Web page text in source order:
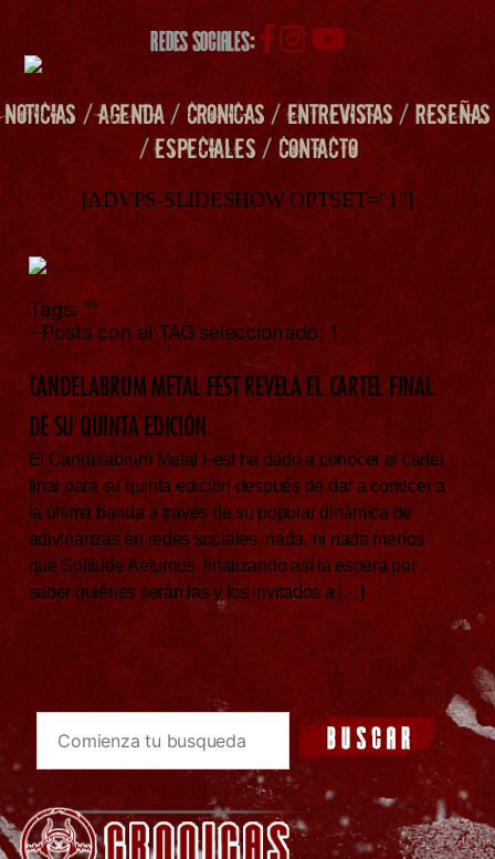
REDES SOCIALES:
NOTICIAS /AGENDA/ CRONICAS/ENTREVISTAS/RESEÑAS
/ESPECIALES/ CONTACTO
[ADVPS-SLIDESHOW OPTSET="1"]
Tags: ""
- Posts con el TAG seleccionado: 1
CANDELABRUM METAL FEST REVELA EL CARTEL FINAL
DE SU QUINTA EDICIÓN
El Candelabrum Metal Fest ha dado a conocer el cartel
final para su quinta edición después de dar a conocer a
la última banda a través de su popular dinámica de
adivinanzas en redes sociales, nada, ni nada menos
que Solitude Aeturnus, finalizando así la espera por
saber quiénes serán las y los invitados a […]